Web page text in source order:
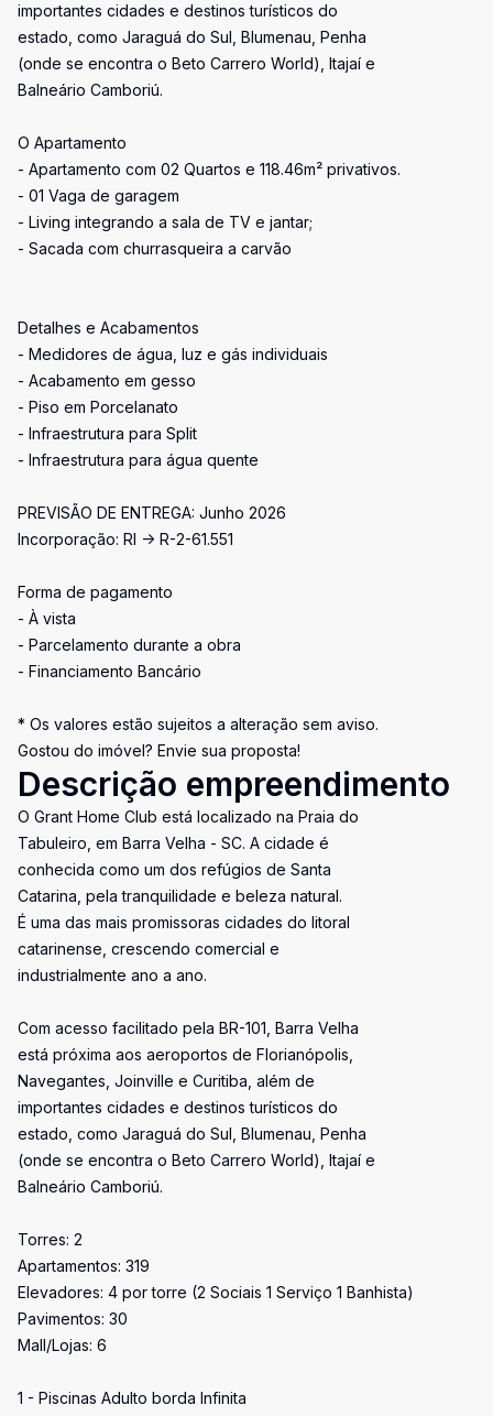
importantes cidades e destinos turísticos do
estado, como Jaraguá do Sul, Blumenau, Penha
(onde se encontra o Beto Carrero World), Itajaí e
Balneário Camboriú.
O Apartamento
- Apartamento com 02 Quartos e 118.46m² privativos.
- 01 Vaga de garagem
- Living integrando a sala de TV e jantar;
- Sacada com churrasqueira a carvão
Detalhes e Acabamentos
- Medidores de água, luz e gás individuais
- Acabamento em gesso
- Piso em Porcelanato
- Infraestrutura para Split
- Infraestrutura para água quente
PREVISÃO DE ENTREGA: Junho 2026
Incorporação: RI -> R-2-61.551
Forma de pagamento
- À vista
- Parcelamento durante a obra
- Financiamento Bancário
* Os valores estão sujeitos a alteração sem aviso.
Gostou do imóvel? Envie sua proposta!
Descrição empreendimento
O Grant Home Club está localizado na Praia do
Tabuleiro, em Barra Velha - SC. A cidade é
conhecida como um dos refúgios de Santa
Catarina, pela tranquilidade e beleza natural.
É uma das mais promissoras cidades do litoral
catarinense, crescendo comercial e
industrialmente ano a ano.
Com acesso facilitado pela BR-101, Barra Velha
está próxima aos aeroportos de Florianópolis,
Navegantes, Joinville e Curitiba, além de
importantes cidades e destinos turísticos do
estado, como Jaraguá do Sul, Blumenau, Penha
(onde se encontra o Beto Carrero World), Itajaí e
Balneário Camboriú.
Torres: 2
Apartamentos: 319
Elevadores: 4 por torre (2 Sociais 1 Serviço 1 Banhista)
Pavimentos: 30
Mall/Lojas: 6
1 - Piscinas Adulto borda Infinita